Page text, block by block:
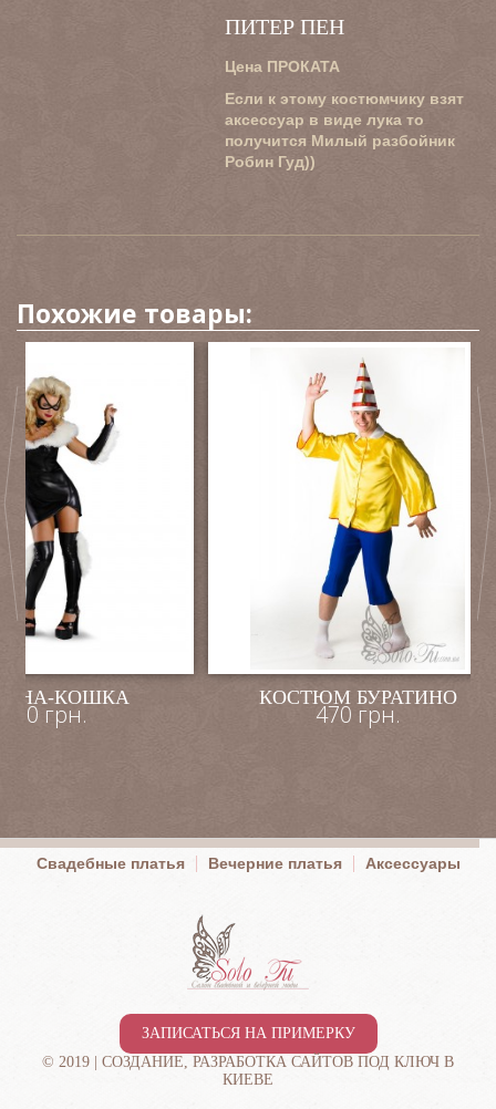
ПИТЕР ПЕН
Цена ПРОКАТА
Если к этому костюмчику взят
аксессуар в виде лука то
получится Милый разбойник
Робин Гуд))
Похожие товары:
КОШКА
800 грн.
КОСТЮМ БУРАТИНО
470 грн.
Свадебные платья Вечерние платья Аксессуары
ЗАПИСАТЬСЯ НА ПРИМЕРКУ
© 2019 | СОЗДАНИЕ, РАЗРАБОТКА САЙТОВ ПОД КЛЮЧ В
КИЕВЕ